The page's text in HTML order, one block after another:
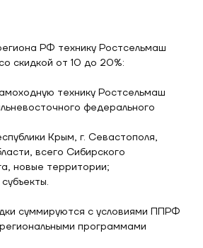
РФ технику Ростсельмаш
скидкой от 10 до 20%:
технику Ростсельмаш
федерального
Крым, г. Севастополя,
всего Сибирского
новые территории;
суммируются с условиями ППРФ
программами